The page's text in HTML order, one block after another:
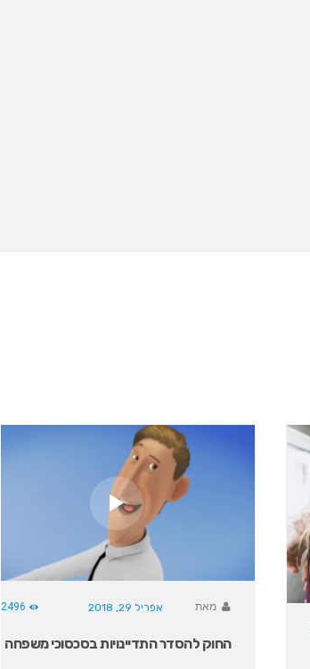
אפריל 29, 2018 מאת 2496
החוק להסדר התדיינויות בסכסוכי משפחה